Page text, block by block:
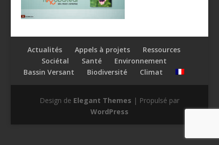
Actualités Appels à projets
Ressources
Sociétal
Santé
Environnement
Bassin Versant
Biodiversité Climat
Design de Elegant Themes | Propulsé par
WordPress